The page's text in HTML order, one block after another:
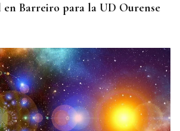
en Barreiro para la UD Ourense